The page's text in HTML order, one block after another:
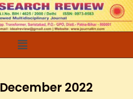
December 2022